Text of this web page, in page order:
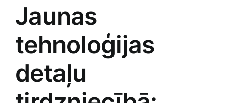
TV un Sadzīves tehnika
Zoo preces
Jaunas
tehnoloģijas⁣
detaļu